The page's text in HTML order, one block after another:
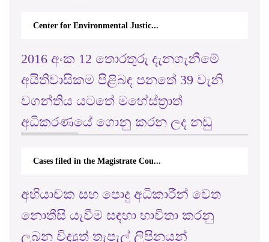
Center for Environmental Justic...
2016 අංක 12 තොරතුරු දැනගැනීමේ
අයිතිවාසිකම පිළිබඳ පනතේ 39 වැනි
වගන්තිය යටතේ මහේස්ත්‍රාත්
අධිකරණයේ ගොනු කරන ලද නඩු
Cases filed in the Magistrate Cou...
අභියාචක සහ පොදු අධිකාරීන් වෙත
නොතීසි යැවීම සඳහා භාවිතා කරනු
ලබන විද්‍යුත් තැපැල් ලිපිනයන්